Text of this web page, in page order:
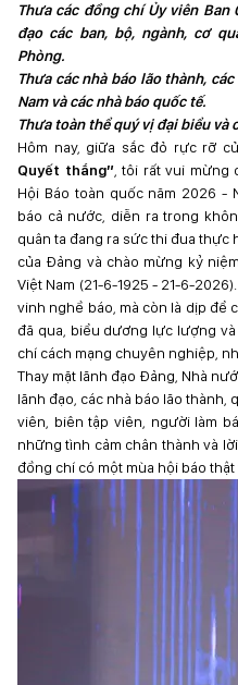
Thưa các đồng chí Ủy viên
đạo các ban, bộ, ngành, cơ
Phòng.
Thưa các nhà báo lão thành,
Nam và các nhà báo quốc tế.
Thưa toàn thể quý vị đại biểu và
Hôm nay, giữa sắc đỏ rực rỡ
Quyết thắng”, tôi rất vui mừng
Hội Báo toàn quốc năm 2026 -
báo cả nước, diễn ra trong
quân ta đang ra sức thi đua thực
của Đảng và chào mừng kỷ
Việt Nam (21-6-1925 - 21-6-
vinh nghề báo, mà còn là dịp để
đã qua, biểu dương lực lượng
chí cách mạng chuyên nghiệp,
Thay mặt lãnh đạo Đảng, Nhà
lãnh đạo, các nhà báo lão thành,
viên, biên tập viên, người làm
những tình cảm chân thành và
đồng chí có một mùa hội báo